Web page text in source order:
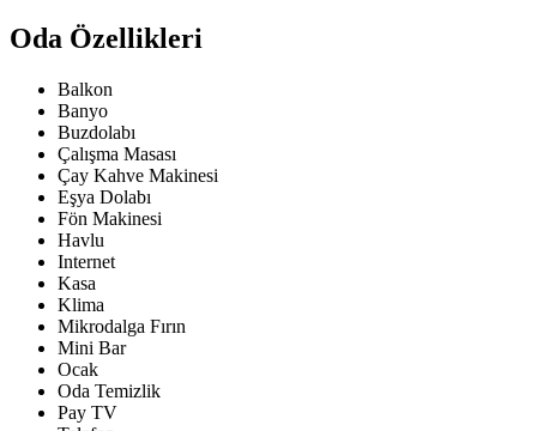
Oda Özellikleri
Balkon
Banyo
Buzdolabı
Çalışma Masası
Çay Kahve Makinesi
Eşya Dolabı
Fön Makinesi
Havlu
Internet
Kasa
Klima
Mikrodalga Fırın
Mini Bar
Ocak
Oda Temizlik
Pay TV